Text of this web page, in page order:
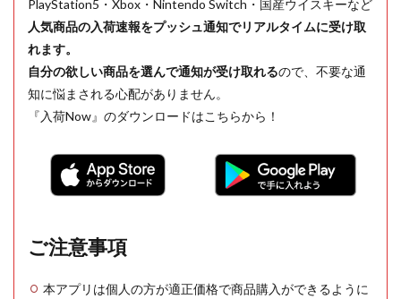
PlayStation5・Xbox・Nintendo Switch・国産ウイスキーなど
人気商品の入荷速報をプッシュ通知でリアルタイムに受け取
れます。
自分の欲しい商品を選んで通知が受け取れるので、不要な通
知に悩まされる心配がありません。
『入荷Now』のダウンロードはこちらから！
ご注意事項
本アプリは個人の方が適正価格で商品購入ができるように